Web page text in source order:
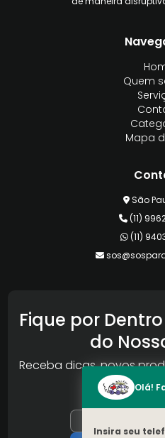
Quem
Mapa
São
(11)
(11)
Fique por
do
Receba dicas, novos
daOlá!
Insira seu